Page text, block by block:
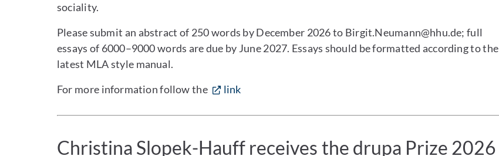
sociality.
Please submit an abstract of 250 words by December 2026 to Birgit.Neumann@hhu.de; full
essays of 6000–9000 words are due by June 2027. Essays should be formatted according to the
latest MLA style manual.
For more information follow the
link
Christina Slopek-Hauff receives the drupa Prize 2026